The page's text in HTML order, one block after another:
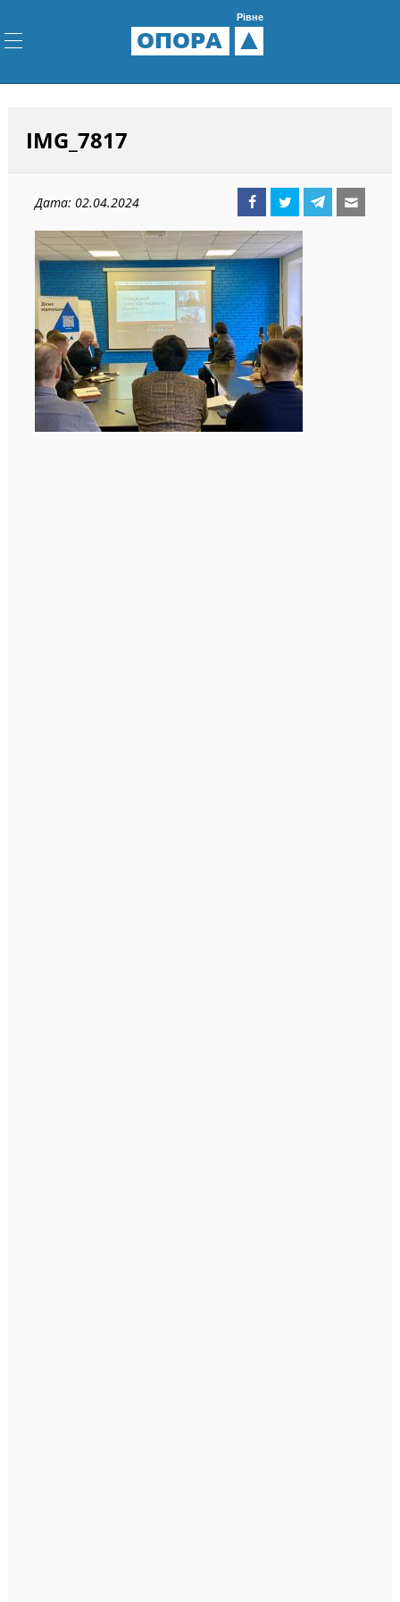
ОПОРА
Рівне
IMG_7817
Дата: 02.04.2024